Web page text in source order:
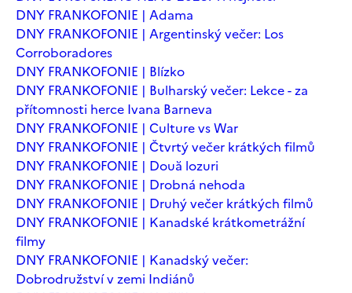
DNY FRANKOFONIE | Adama
DNY FRANKOFONIE | Argentinský večer: Los
Corroboradores
DNY FRANKOFONIE | Blízko
DNY FRANKOFONIE | Bulharský večer: Lekce - za
přítomnosti herce Ivana Barneva
DNY FRANKOFONIE | Culture vs War
DNY FRANKOFONIE | Čtvrtý večer krátkých filmů
DNY FRANKOFONIE | Două lozuri
DNY FRANKOFONIE | Drobná nehoda
DNY FRANKOFONIE | Druhý večer krátkých filmů
DNY FRANKOFONIE | Kanadské krátkometrážní
filmy
DNY FRANKOFONIE | Kanadský večer:
Dobrodružství v zemi Indiánů